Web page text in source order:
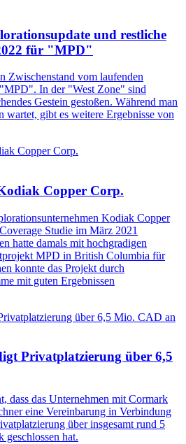
und restliche
für "MPD"
Zwischenstand vom laufenden
In der "West Zone" sind
Gestein gestoßen. Während man
wartet, gibt es weitere Ergebnisse von
Copper Corp.
Kodiak Copper
Studie im März 2021
hatte damals mit hochgradigen
MPD in British Columbia für
konnte das Projekt durch
mit guten Ergebnissen
Privatplatzierung über 6,5
dass das Unternehmen mit Cormark
eine Vereinbarung in Verbindung
über insgesamt rund 5
hat.